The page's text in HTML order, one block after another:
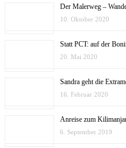
Der Malerweg –
10. Oktober 2020
Statt PCT: auf der
20. Mai 2020
Sandra geht die
16. Februar 2020
Anreise zum
6. September 2019